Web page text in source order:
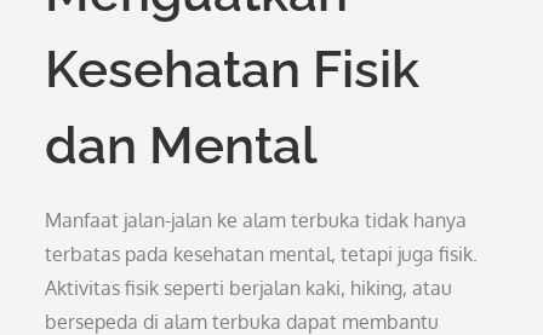
Kesehatan Fisik
dan Mental
Manfaat jalan-jalan ke alam terbuka tidak hanya
terbatas pada kesehatan mental, tetapi juga fisik.
Aktivitas fisik seperti berjalan kaki, hiking, atau
bersepeda di alam terbuka dapat membantu